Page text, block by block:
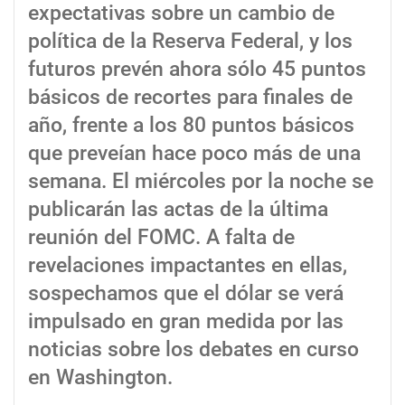
expectativas sobre un cambio de
política de la Reserva Federal, y los
futuros prevén ahora sólo 45 puntos
básicos de recortes para finales de
año, frente a los 80 puntos básicos
que preveían hace poco más de una
semana. El miércoles por la noche se
publicarán las actas de la última
reunión del FOMC. A falta de
revelaciones impactantes en ellas,
sospechamos que el dólar se verá
impulsado en gran medida por las
noticias sobre los debates en curso
en Washington.